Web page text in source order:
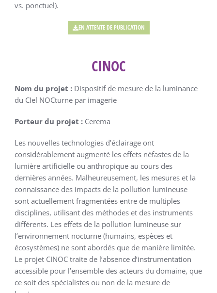
vs. ponctuel).
EN ATTENTE DE PUBLICATION
CINOC
Nom du projet : Dispositif de mesure de la luminance
du CIel NOCturne par imagerie
Porteur du projet : Cerema
Les nouvelles technologies d’éclairage ont
considérablement augmenté les effets néfastes de la
lumière artificielle ou anthropique au cours des
dernières années. Malheureusement, les mesures et la
connaissance des impacts de la pollution lumineuse
sont actuellement fragmentées entre de multiples
disciplines, utilisant des méthodes et des instruments
différents. Les effets de la pollution lumineuse sur
l’environnement nocturne (humains, espèces et
écosystèmes) ne sont abordés que de manière limitée.
Le projet CINOC traite de l’absence d’instrumentation
accessible pour l’ensemble des acteurs du domaine, que
ce soit des spécialistes ou non de la mesure de